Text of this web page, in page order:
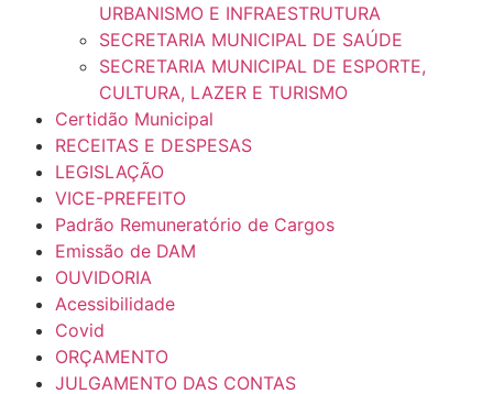
URBANISMO E INFRAESTRUTURA
SECRETARIA MUNICIPAL DE SAÚDE
SECRETARIA MUNICIPAL DE ESPORTE,
CULTURA, LAZER E TURISMO
Certidão Municipal
RECEITAS E DESPESAS
LEGISLAÇÃO
VICE-PREFEITO
Padrão Remuneratório de Cargos
Emissão de DAM
OUVIDORIA
Acessibilidade
Covid
ORÇAMENTO
JULGAMENTO DAS CONTAS